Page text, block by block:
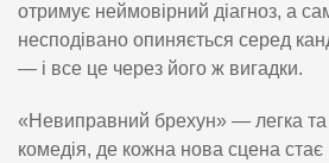
отримує неймовірний діагноз, а
несподівано опиняється серед
— і все це через його ж вигадки.
«Невиправний брехун» — легка
комедія, де кожна нова сцена